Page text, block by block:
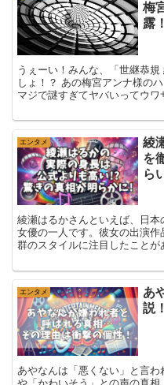
梅
露！
うぇーい！みんな、「世継恭
しょ！？ あの梅宮アンナ様のハートを射止めた男、世継恭規サンが
マジで謎すぎてヤバいってウワサ！ 「一体ナニモンなの！
エンタメ
綾
を
ら
綾瀬はるかさんといえば、日
女優の一人です。彼女の出演
群のスタイルに注目したことが
エンタメ
あ
説
あやなんは「悪くない」と言